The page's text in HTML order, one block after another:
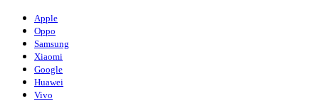
Apple
Oppo
Samsung
Xiaomi
Google
Huawei
Vivo